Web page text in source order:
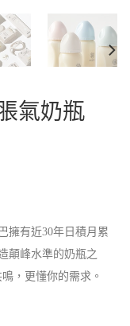
氣奶瓶
擁有近30年日積月累
顛峰水準的奶瓶之
，更懂你的需求。